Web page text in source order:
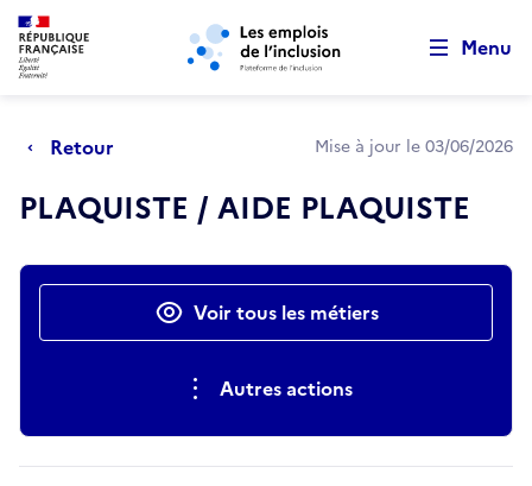
Aller au menu principal Aller au contenu principal
Menu
Retour Mise à jour le 03/06/2026
PLAQUISTE / AIDE PLAQUISTE
Actions rapidesVoir tous les métiers
Autres actions
Retour au début de la page
Panneau de gestion des cookies